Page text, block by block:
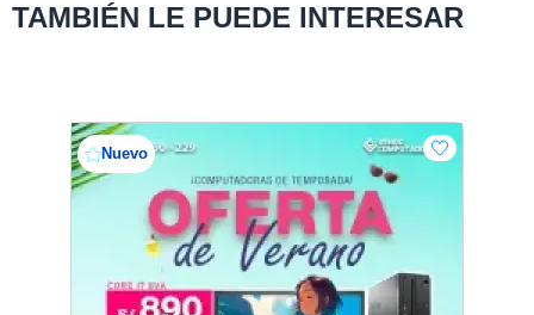
TAMBIÉN LE PUEDE INTERESAR
Nuevo